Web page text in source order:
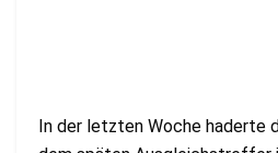
In der letzten Woche haderte